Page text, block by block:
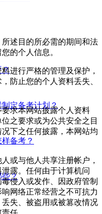
述目的所必需的期间和法
的个人信息。
进行严格的管理及保护，
防止您的个人资料丢失、
求本网站披露个人资料
之要求或为公共安全之目
下之任何披露，本网站均
或与他人共享注册帐户，
露。任何由于计算机问
侵入或发作、因政府管制
网络正常经营之不可抗力
失、被盗用或被篡改情况
？
定备考计划？
备考？
？